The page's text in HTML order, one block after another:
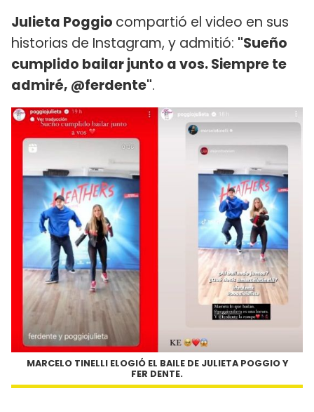
Julieta Poggio compartió el video en sus
historias de Instagram, y admitió: "Sueño
cumplido bailar junto a vos. Siempre te
admiré, @ferdente".
MARCELO TINELLI ELOGIÓ EL BAILE DE JULIETA POGGIO Y
FER DENTE.